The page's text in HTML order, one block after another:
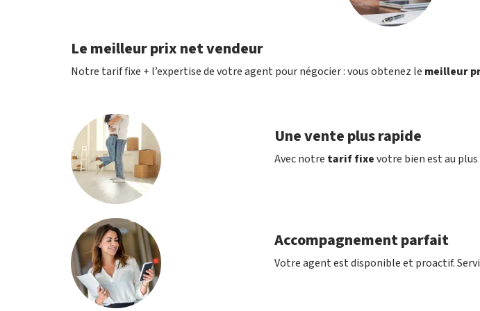
Le meilleur prix net vendeur
Notre tarif fixe + l’expertise de votre agent pour négocier : vous obtenez le meilleur
Une vente plus rapide
Avec notre tarif fixevotre bien est au
Accompagnement parfait
Votre agent est disponible et proactif.